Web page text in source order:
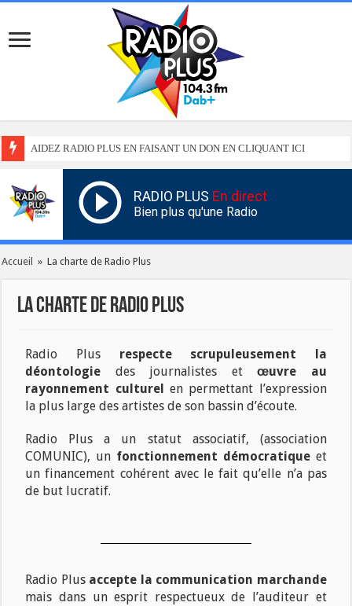
AIDEZ RADIO PLUS EN FAISANT UN DON EN CLIQUANT ICI
RADIO PLUS En direct
Bien plus qu'une Radio
Accueil » La charte de Radio Plus
La charte de Radio Plus
Radio Plus respecte scrupuleusement la
déontologie des journalistes etœuvre au
rayonnement culturel
en permettant l’expression
la plus large des artistes de son bassin d’écoute.
Radio Plus a un statut associatif, (association
COMUNIC), un fonctionnement démocratiqueet
un financement cohérent avec le fait qu’elle n’a pas
de but lucratif.
Radio Plus accepte la communication marchande
mais dans un esprit respectueux de l’auditeur et